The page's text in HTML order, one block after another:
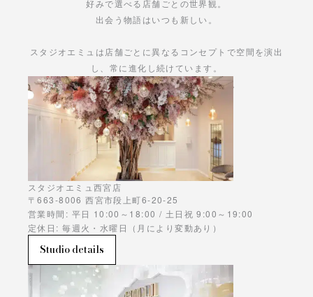
好みで選べる店舗ごとの世界観。
出会う物語はいつも新しい。
スタジオエミュは店舗ごとに異なるコンセプトで空間を演出
し、常に進化し続けています。
あなただけの物語をお楽しみください。
スタジオエミュ西宮店
〒663-8006 西宮市段上町6-20-25
営業時間: 平日 10:00～18:00 / 土日祝 9:00～19:00
定休日: 毎週火・水曜日（月により変動あり）
Studio details